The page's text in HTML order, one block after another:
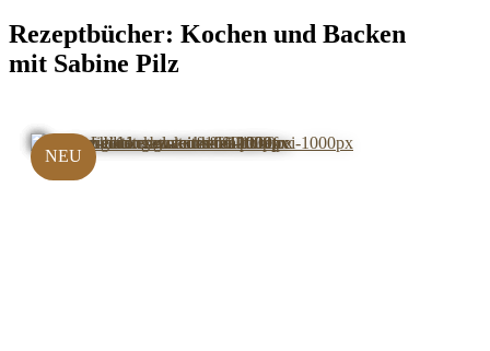
Rezeptbücher: Kochen und Backen
mit Sabine Pilz
NEU